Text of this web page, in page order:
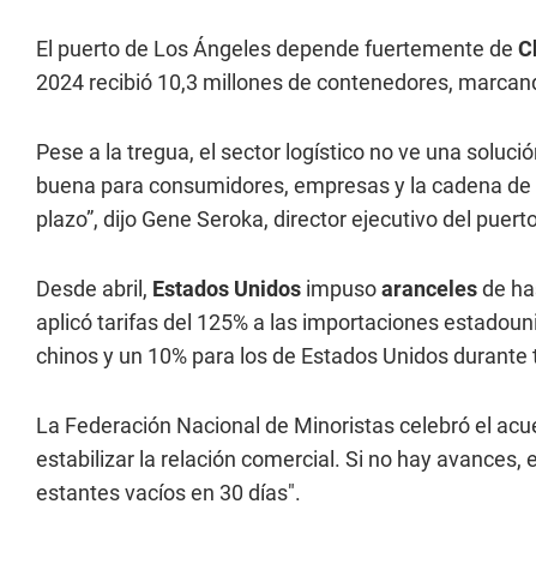
El puerto de Los Ángeles depende fuertemente de
2024 recibió 10,3 millones de contenedores,
Pese a la tregua, el sector logístico no ve una
buena para consumidores, empresas y la cadena
plazo”, dijo Gene Seroka, director ejecutivo del
Desde abril, Estados Unidos impusoarancelesde
aplicó tarifas del 125% a las importaciones
chinos y un 10% para los de Estados Unidos
La Federación Nacional de Minoristas celebró el
estabilizar la relación comercial. Si no hay
estantes vacíos en 30 días".